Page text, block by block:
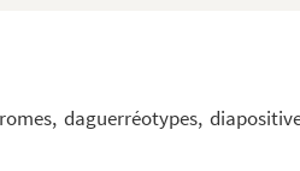
daguerréotypes,